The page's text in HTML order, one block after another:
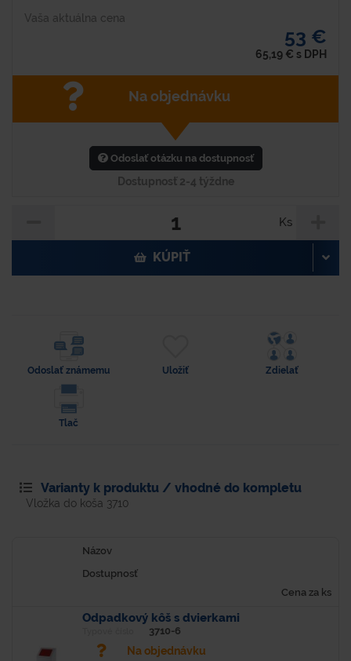
Vaša aktuálna cena
53 €
65,19 € s DPH
Na objednávku
Odoslať otázku na dostupnosť
Dostupnosť 2-4 týždne
Ks
KÚPIŤ
Odoslať známemu Uložiť Zdielať
Tlač
Varianty k produktu / vhodné do kompletu
Vložka do koša 3710
Názov
Dostupnosť
Cena za ks
Odpadkový kôš s dvierkami
3710-6
Na objednávku